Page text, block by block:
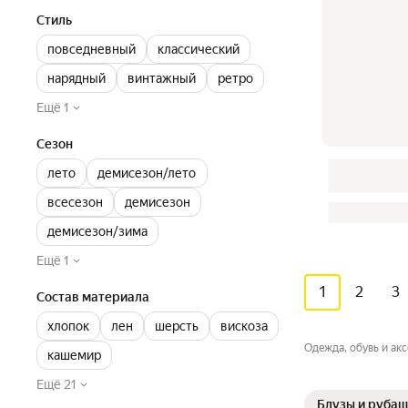
Стиль
повседневный
классический
нарядный
винтажный
ретро
Ещё 1
Сезон
лето
демисезон/лето
всесезон
демисезон
демисезон/зима
Ещё 1
Состав материала
хлопок
лен шерсть
вискоза
кашемир
Ещё 21
1 2 3
Одежда, обувь и
Блузы и